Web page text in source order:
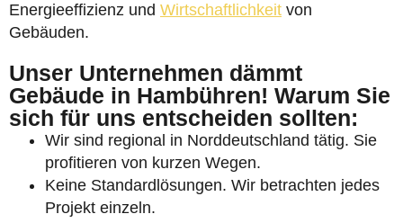
Energieeffizienz und Wirtschaftlichkeit von
Gebäuden.
Unser Unternehmen dämmt
Gebäude in Hambühren! Warum Sie
sich für uns entscheiden sollten:
Wir sind regional in Norddeutschland tätig. Sie
profitieren von kurzen Wegen.
Keine Standardlösungen. Wir betrachten jedes
Projekt einzeln.